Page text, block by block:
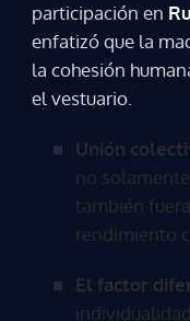
participación en
enfatizó que la
la cohesión
el vestuario.
Unión
no
también
rendimiento
El factor